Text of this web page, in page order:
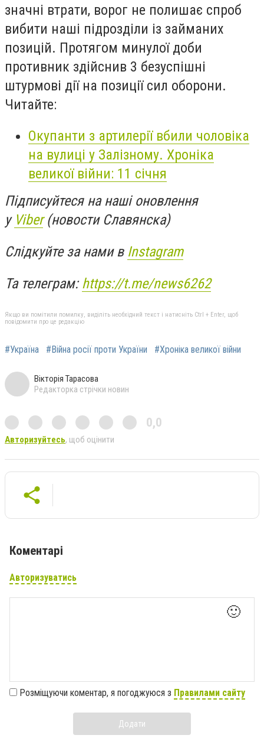
значні втрати, ворог не полишає спроб
вибити наші підрозділи із займаних
позицій. Протягом минулої доби
противник здійснив 3 безуспішні
штурмові дії на позиції сил оборони.
Читайте:
Окупанти з артилерії вбили чоловіка
на вулиці у Залізному. Хроніка
великої війни: 11 січня
Підписуйтеся на наші оновлення
у Viber(новости Славянска)
Слідкуйте за нами в Instagram
Та телеграм:https://t.me/news6262
Якщо ви помітили помилку, виділіть необхідний текст і натисніть Ctrl + Enter, щоб
повідомити про це редакцію
#Україна #Війна росії проти України #Хроніка великої війни
Вікторія Тарасова
Редакторка стрічки новин
0,0
Авторизуйтесь, щоб оцінити
Коментарі
Авторизуватись
🙂
Розміщуючи коментар, я погоджуюся з Правилами сайту
Додати